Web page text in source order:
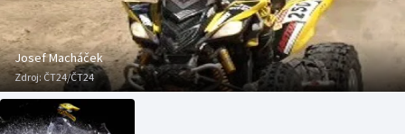
Baseball a softbal
Basketbal
Biatlon
Soutěže
Historické návraty
Aplikace ČT sport
Josef Macháček
Zdroj: ČT24/ČT24